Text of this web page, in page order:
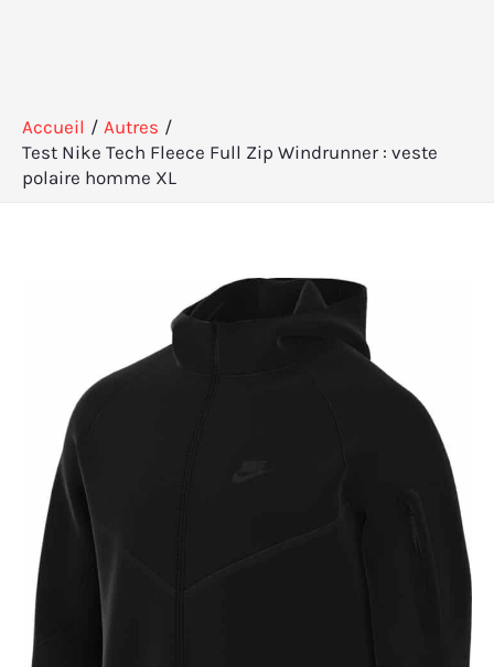
Accueil
Autres
Test Nike Tech Fleece Full Zip Windrunner : veste
polaire homme XL